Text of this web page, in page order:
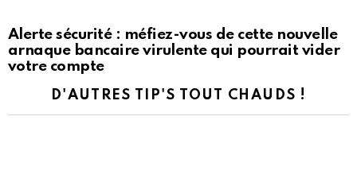
Alerte sécurité : méfiez-vous de cette nouvelle
arnaque bancaire virulente qui pourrait vider
votre compte
D'AUTRES TIP'S TOUT CHAUDS !